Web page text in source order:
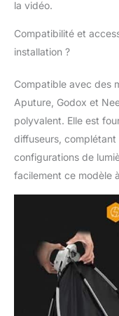
la vidéo.
Compatibilité et
installation ?
Compatible avec des
Aputure, Godox et
polyvalent. Elle est
diffuseurs,
configurations de
facilement ce modèle